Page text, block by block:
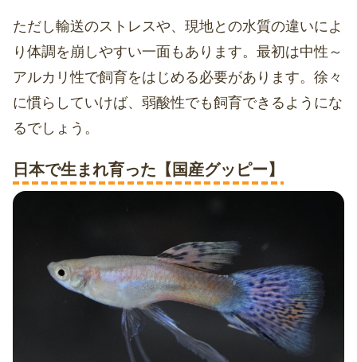
ただし輸送のストレスや、現地との水質の違いによ
り体調を崩しやすい一面もあります。最初は中性～
アルカリ性で飼育をはじめる必要があります。徐々
に慣らしていけば、弱酸性でも飼育できるようにな
るでしょう。
日本で生まれ育った【国産グッピー】